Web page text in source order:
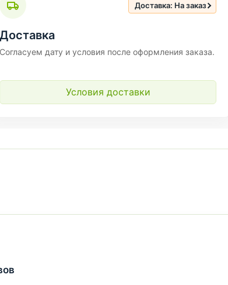
Доставка: На заказ
Доставка
Согласуем дату и условия после оформления заказа.
Условия доставки